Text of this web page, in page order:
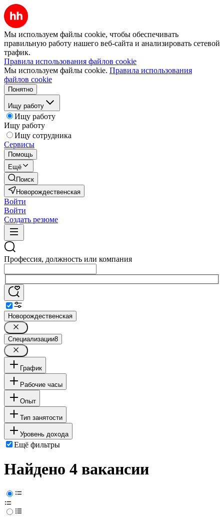
Мы используем файлы cookie, чтобы обеспечивать
правильную работу нашего веб-сайта и анализировать сетевой
трафик.
Правила использования файлов cookie
Мы используем файлы cookie. Правила использования
файлов cookie
Понятно
Ищу работу
Ищу работу
Ищу работу
Ищу сотрудника
Сервисы
Помощь
Ещё
Поиск
Новорождественская
Войти
Войти
Создать резюме
Профессия, должность или компания
Новорождественская
Специализации8
График
Рабочие часы
Опыт
Тип занятости
Уровень дохода
Ещё фильтры
Найдено 4 вакансии